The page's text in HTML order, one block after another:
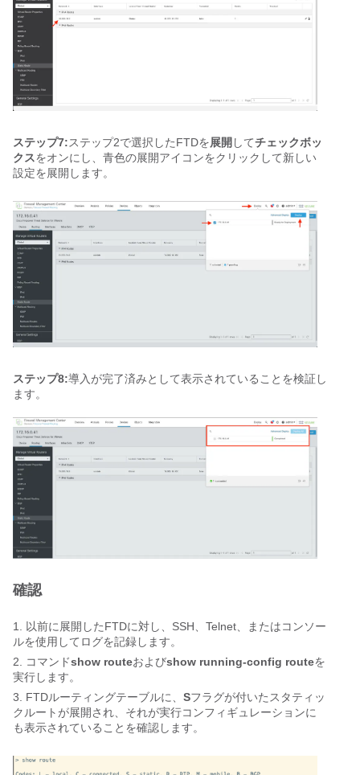
ステップ7:ステップ2で選択したFTDを展開 してチェックボッ
クスをオンにし、青色の展開アイコンをクリックして新しい
設定を展開します。
ステップ8:導入が完了済みとして表示されていることを検証し
ます。
確認
1. 以前に展開したFTDに対し、SSH、Telnet、またはコンソー
ルを使用してログを記録します。
2. コマンドshow routeおよびshow running-config routeを
実行します。
3. FTDルーティングテーブルに、 Sフラグが付いたスタティッ
クルートが展開され、それが実行コンフィギュレーションに
も表示されていることを確認します。